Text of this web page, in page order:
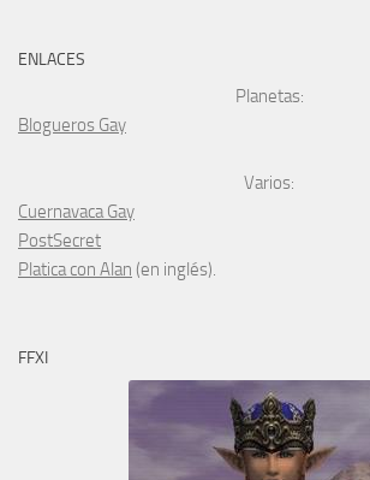
ENLACES
Planetas:
Blogueros Gay
Varios:
Cuernavaca Gay
PostSecret
Platica con Alan (en inglés).
FFXI